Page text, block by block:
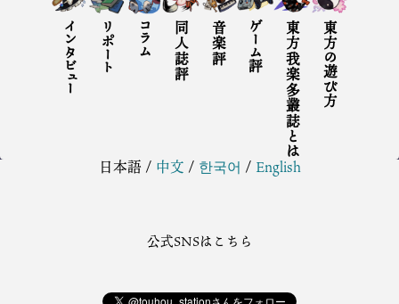
インタビュー リポート コラム 同人誌評 音楽評 ゲーム評 東方我楽多叢誌とは 東方の遊び方
日本語/ 中文 / 한국어 / English
公式SNSはこちら